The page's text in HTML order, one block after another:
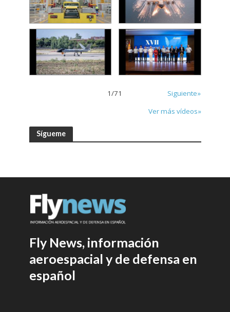
1/71
Siguiente»
Ver más vídeos»
Sígueme
Fly News, información
aeroespacial y de defensa en
español